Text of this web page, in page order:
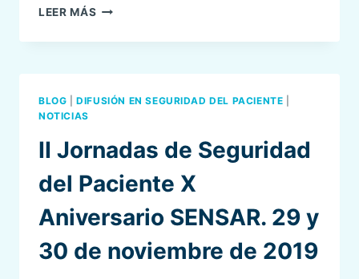
LEER MÁS SENSAPP
PRESENTA
PRIMERA
CAMPUS
SEDAR
BLOG |DIFUSIÓN EN SEGURIDAD DEL PACIENTE
NOTICIAS
II Jornadas de Seguridad
del Paciente X
Aniversario SENSAR. 29 y
30 de noviembre de 2019